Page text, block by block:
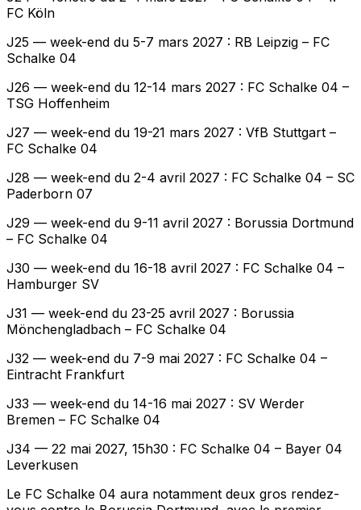
FC Köln
J25 — week-end du 5-7 mars 2027 : RB Leipzig – FC
Schalke 04
J26 — week-end du 12-14 mars 2027 : FC Schalke 04 –
TSG Hoffenheim
J27 — week-end du 19-21 mars 2027 : VfB Stuttgart –
FC Schalke 04
J28 — week-end du 2-4 avril 2027 : FC Schalke 04 – SC
Paderborn 07
J29 — week-end du 9-11 avril 2027 : Borussia Dortmund
– FC Schalke 04
J30 — week-end du 16-18 avril 2027 : FC Schalke 04 –
Hamburger SV
J31 — week-end du 23-25 avril 2027 : Borussia
Mönchengladbach – FC Schalke 04
J32 — week-end du 7-9 mai 2027 : FC Schalke 04 –
Eintracht Frankfurt
J33 — week-end du 14-16 mai 2027 : SV Werder
Bremen – FC Schalke 04
J34 — 22 mai 2027, 15h30 : FC Schalke 04 – Bayer 04
Leverkusen
Le FC Schalke 04 aura notamment deux gros rendez-